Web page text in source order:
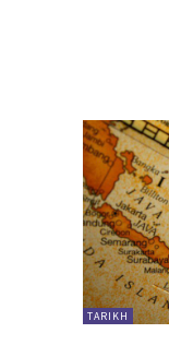
TARIKH